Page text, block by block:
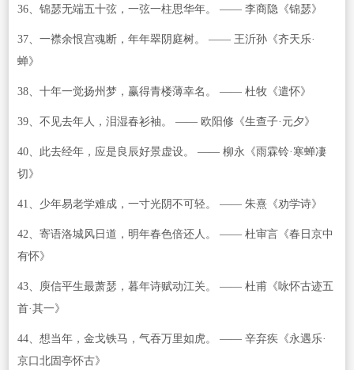
36、锦瑟无端五十弦，一弦一柱思华年。 —— 李商隐《锦瑟》
37、一襟余恨宫魂断，年年翠阴庭树。 —— 王沂孙《齐天乐·
蝉》
38、十年一觉扬州梦，赢得青楼薄幸名。 —— 杜牧《遣怀》
39、不见去年人，泪湿春衫袖。 —— 欧阳修《生查子·元夕》
40、此去经年，应是良辰好景虚设。 —— 柳永《雨霖铃·寒蝉凄
切》
41、少年易老学难成，一寸光阴不可轻。 —— 朱熹《劝学诗》
42、寄语洛城风日道，明年春色倍还人。 —— 杜审言《春日京中
有怀》
43、庾信平生最萧瑟，暮年诗赋动江关。 —— 杜甫《咏怀古迹五
首·其一》
44、想当年，金戈铁马，气吞万里如虎。 —— 辛弃疾《永遇乐·
京口北固亭怀古》